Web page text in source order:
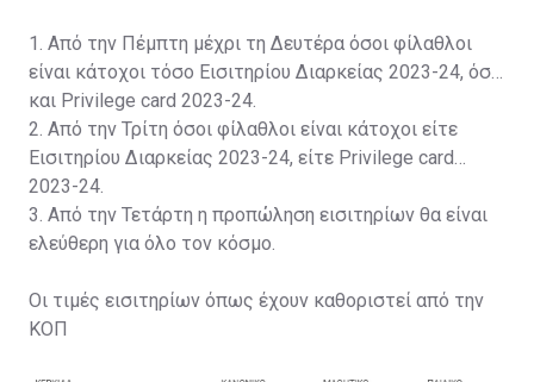
1. Από την Πέμπτη μέχρι τη Δευτέρα όσοι φίλαθλοι
είναι κάτοχοι τόσο Εισιτηρίου Διαρκείας 2023-24, όσο
και Privilege card 2023-24.
2. Από την Τρίτη όσοι φίλαθλοι είναι κάτοχοι είτε
Εισιτηρίου Διαρκείας 2023-24, είτε Privilege card
2023-24.
3. Από την Τετάρτη η προπώληση εισιτηρίων θα είναι
ελεύθερη για όλο τον κόσμο.
Οι τιμές εισιτηρίων όπως έχουν καθοριστεί από την
ΚΟΠ